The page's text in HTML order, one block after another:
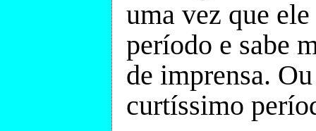
uma vez que
período e sabe
de imprensa.
curtíssimo